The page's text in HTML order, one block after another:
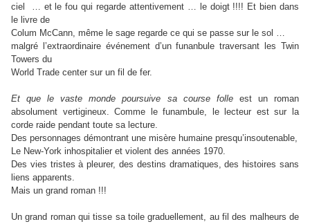
ciel … et le fou qui regarde attentivement … le doigt !!!! Et bien dans
le livre de
Colum McCann, même le sage regarde ce qui se passe sur le sol …
malgré l’extraordinaire événement d’un funanbule traversant les Twin
Towers du
World Trade center sur un fil de fer.
Et que le vaste monde poursuive sa course folleest un roman
absolument vertigineux. Comme le funambule, le lecteur est sur la
corde raide pendant toute sa lecture.
Des personnages démontrant une misère humaine presqu’insoutenable,
Le New-York inhospitalier et violent des années 1970.
Des vies tristes à pleurer, des destins dramatiques, des histoires sans
liens apparents.
Mais un grand roman !!!
Un grand roman qui tisse sa toile graduellement, au fil des malheurs de